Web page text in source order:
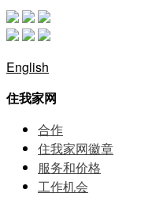
English
住我家网
合作
住我家网徽章
服务和价格
⼯作机会